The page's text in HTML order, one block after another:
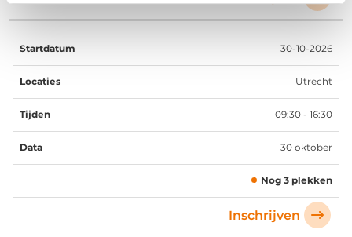
30-10-2026
Utrecht
09:30 - 16:30
30 oktober
Nog 3 plekken
Inschrijven